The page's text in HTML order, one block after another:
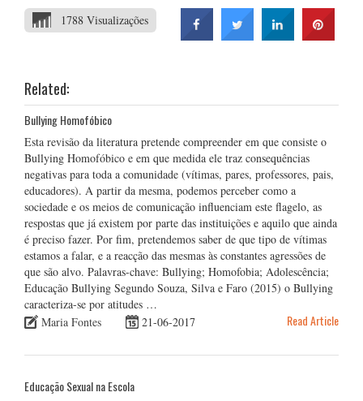
1788 Visualizações
Related:
Bullying Homofóbico
Esta revisão da literatura pretende compreender em que consiste o
Bullying Homofóbico e em que medida ele traz consequências
negativas para toda a comunidade (vítimas, pares, professores, pais,
educadores). A partir da mesma, podemos perceber como a
sociedade e os meios de comunicação influenciam este flagelo, as
respostas que já existem por parte das instituições e aquilo que ainda
é preciso fazer. Por fim, pretendemos saber de que tipo de vítimas
estamos a falar, e a reacção das mesmas às constantes agressões de
que são alvo. Palavras-chave: Bullying; Homofobia; Adolescência;
Educação Bullying Segundo Souza, Silva e Faro (2015) o Bullying
caracteriza-se por atitudes …
Maria Fontes
21-06-2017 Read Article
Educação Sexual na Escola